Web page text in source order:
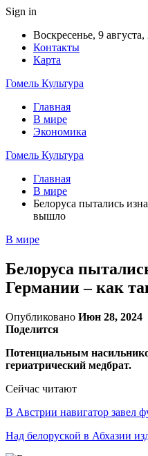
Sign in
Воскресенье, 9 августа,
Контакты
Карта
Гомель Культура
Главная
В мире
Экономика
Гомель Культура
Главная
В мире
Белоруса пытались
вышло
В мире
Белоруса
Германии – как
Опубликовано Июн 28, 2024
Поделится
Потенциальным
гериатрический медбрат.
Сейчас читают
В Австрии навигатор завел
Над белоруской в Абхазии